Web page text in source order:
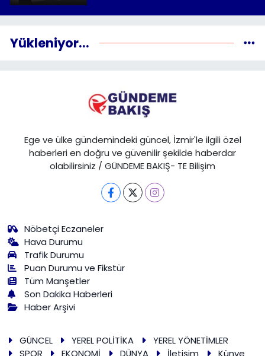
Yükleniyor...
Ege ve ülke gündemindeki güncel, İzmir'le ilgili özel
haberleri en doğru ve güvenilir şekilde haberdar
olabilirsiniz / GÜNDEME BAKIŞ- TE Bilişim
Nöbetçi Eczaneler
Hava Durumu
Trafik Durumu
Puan Durumu ve Fikstür
Tüm Manşetler
Son Dakika Haberleri
Haber Arşivi
GÜNCEL YEREL POLİTİKA
YEREL YÖNETİMLER
SPOR
EKONOMİ DÜNYA İletişim Künye